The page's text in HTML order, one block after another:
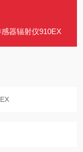
器辐射仪910EX